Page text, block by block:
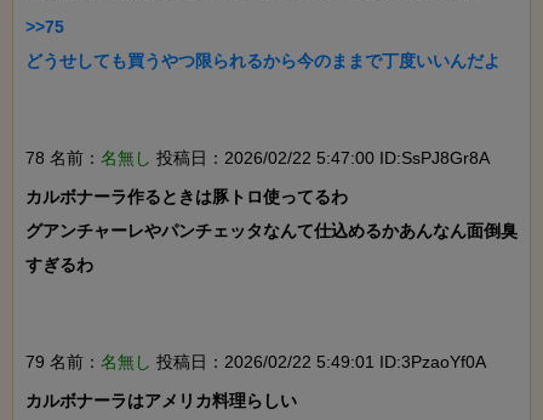
>>75
どうせしても買うやつ限られるから今のままで丁度いいんだよ
78 名前： 名無し 投稿日：2026/02/22 5:47:00 ID:SsPJ8Gr8A
カルボナーラ作るときは豚トロ使ってるわ
グアンチャーレやパンチェッタなんて仕込めるかあんなん面倒臭
すぎるわ
79 名前： 名無し 投稿日：2026/02/22 5:49:01 ID:3PzaoYf0A
カルボナーラはアメリカ料理らしい